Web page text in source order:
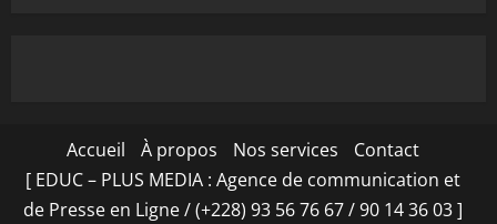
Accueil À propos Nos services
Contact
[ EDUC – PLUS MEDIA : Agence de communication et
de Presse en Ligne / (+228) 93 56 76 67 / 90 14 36 03 ]